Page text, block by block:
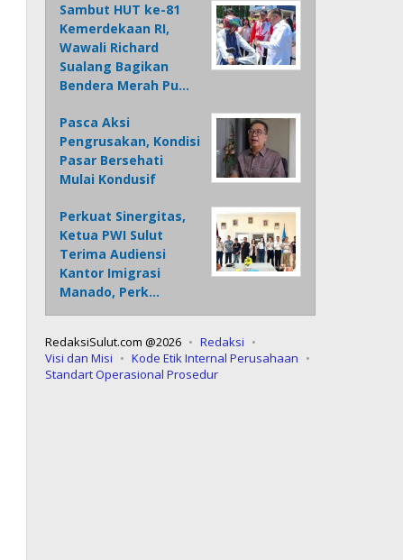
Sambut HUT ke-81
Kemerdekaan RI,
Wawali Richard
Sualang Bagikan
Bendera Merah Pu…
Pasca Aksi
Pengrusakan, Kondisi
Pasar Bersehati
Mulai Kondusif
Perkuat Sinergitas,
Ketua PWI Sulut
Terima Audiensi
Kantor Imigrasi
Manado, Perk…
RedaksiSulut.com @2026
Redaksi
Visi dan Misi
Kode Etik Internal Perusahaan
Standart Operasional Prosedur